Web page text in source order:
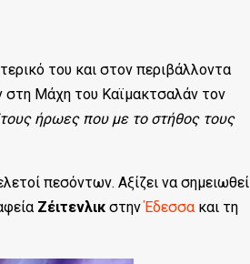
του και στον περιβάλλοντα
Μάχη του Καϊμακτσαλάν τον
ήρωες που με το στήθος τους
πεσόντων. Αξίζει να σημειωθεί
Ζέιτενλικ στηνΈδεσσακαι τη